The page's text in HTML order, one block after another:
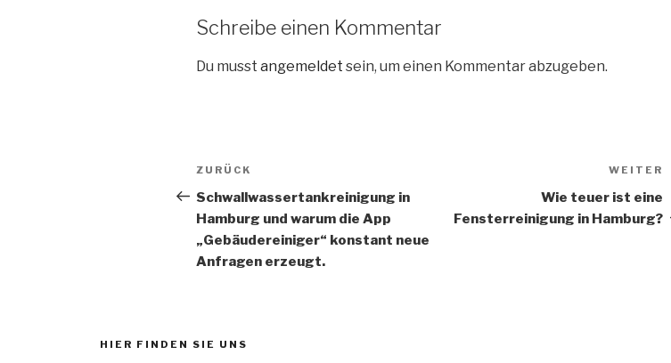
Schreibe einen Kommentar
Du musst angemeldet sein, um einen Kommentar abzugeben.
ZURÜCK
Schwallwassertankreinigung in
Hamburg und warum die App
„Gebäudereiniger“ konstant neue
Anfragen erzeugt.
WEITER
Wie teuer ist eine
Fensterreinigung in Hamburg?
HIER FINDEN SIE UNS